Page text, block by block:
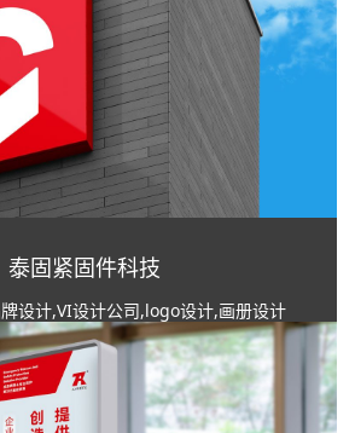
泰固紧固件科技
设计,VI设计公司,logo设计,画册设计